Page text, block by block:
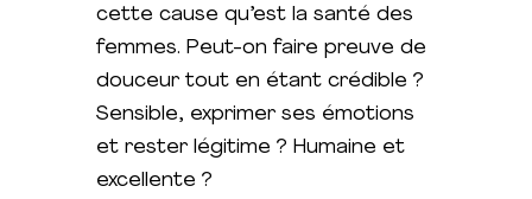
cette cause qu’est la santé des
femmes. Peut-on faire preuve de
douceur tout en étant crédible ?
Sensible, exprimer ses émotions
et rester légitime ? Humaine et
excellente ?